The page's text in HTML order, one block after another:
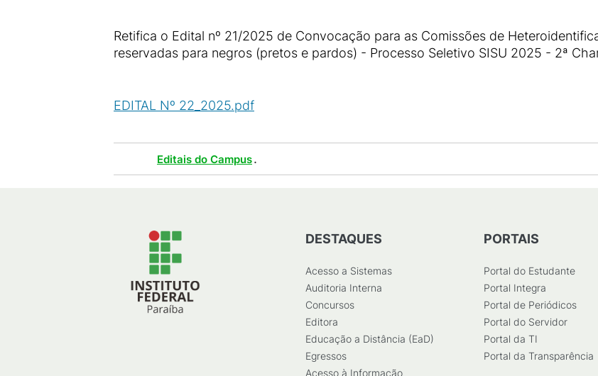
Retifica o Edital nº 21/2025 de Convocação para as Comissões de
reservadas para negros (pretos e pardos) - Processo Seletivo SISU 2025 - 2ª
EDITAL Nº 22_2025.pdf
Editais do Campus.
DESTAQUES
Acesso a Sistemas
Auditoria Interna
Concursos
Editora
Educação a Distância (EaD)
Egressos
Acesso à Informação
PORTAIS
Portal do Estudante
Portal Integra
Portal de Periódicos
Portal do Servidor
Portal da TI
Portal da Transparência